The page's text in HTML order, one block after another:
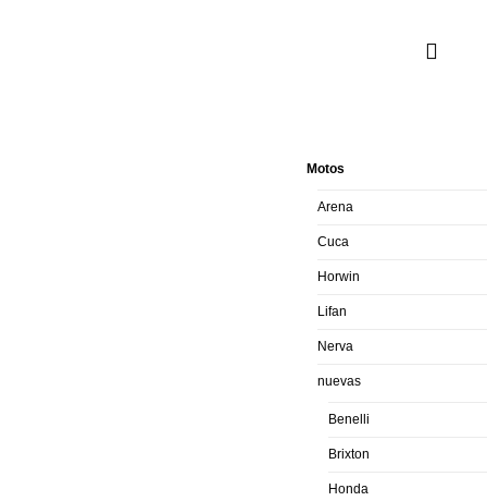
Motos
Arena
Cuca
Horwin
Lifan
Nerva
nuevas
Benelli
Brixton
Honda